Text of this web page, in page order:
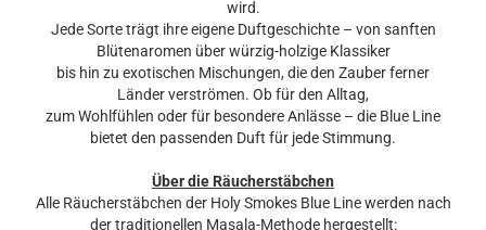
wird.
Jede Sorte trägt ihre eigene Duftgeschichte – von sanften
Blütenaromen über würzig-holzige Klassiker
bis hin zu exotischen Mischungen, die den Zauber ferner
Länder verströmen. Ob für den Alltag,
zum Wohlfühlen oder für besondere Anlässe – die Blue Line
bietet den passenden Duft für jede Stimmung.
Über die Räucherstäbchen
Alle Räucherstäbchen der Holy Smokes Blue Line werden nach
der traditionellen Masala-Methode hergestellt: